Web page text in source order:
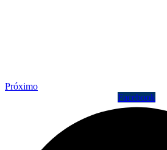
Próximo
Facebook